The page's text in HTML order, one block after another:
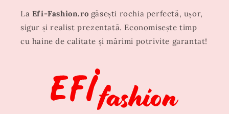
La Efi-Fashion.ro găsești rochia perfectă, ușor,
sigur și realist prezentată. Economisește timp
cu haine de calitate și mărimi potrivite garantat!